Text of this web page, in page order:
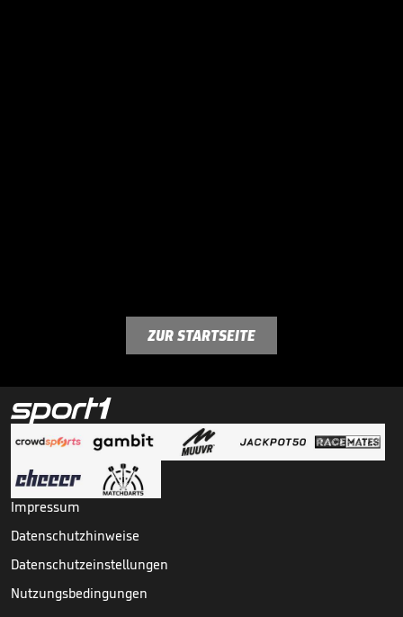
ZUR STARTSEITE
Impressum
Datenschutzhinweise
Datenschutzeinstellungen
Nutzungsbedingungen